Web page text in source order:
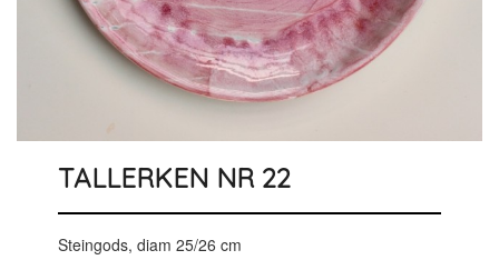
TALLERKEN NR 22
Steingods, diam 25/26 cm